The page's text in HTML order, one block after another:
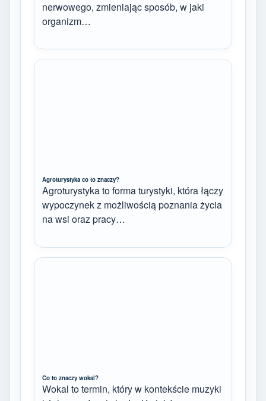
nerwowego, zmieniając sposób, w jaki
organizm…
Agroturystyka co to znaczy?
Agroturystyka to forma turystyki, która łączy
wypoczynek z możliwością poznania życia
na wsi oraz pracy…
Co to znaczy wokal?
Wokal to termin, który w kontekście muzyki